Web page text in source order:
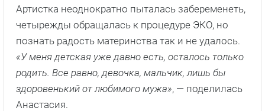
Артистка неоднократно пыталась забеременеть,
четырежды обращалась к процедуре ЭКО, но
познать радость материнства так и не удалось.
«У меня детская уже давно есть, осталось только
родить. Все равно, девочка, мальчик, лишь бы
здоровенький от любимого мужа», — поделилась
Анастасия.